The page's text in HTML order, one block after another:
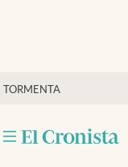
TORMENTA
Economía y finanzas